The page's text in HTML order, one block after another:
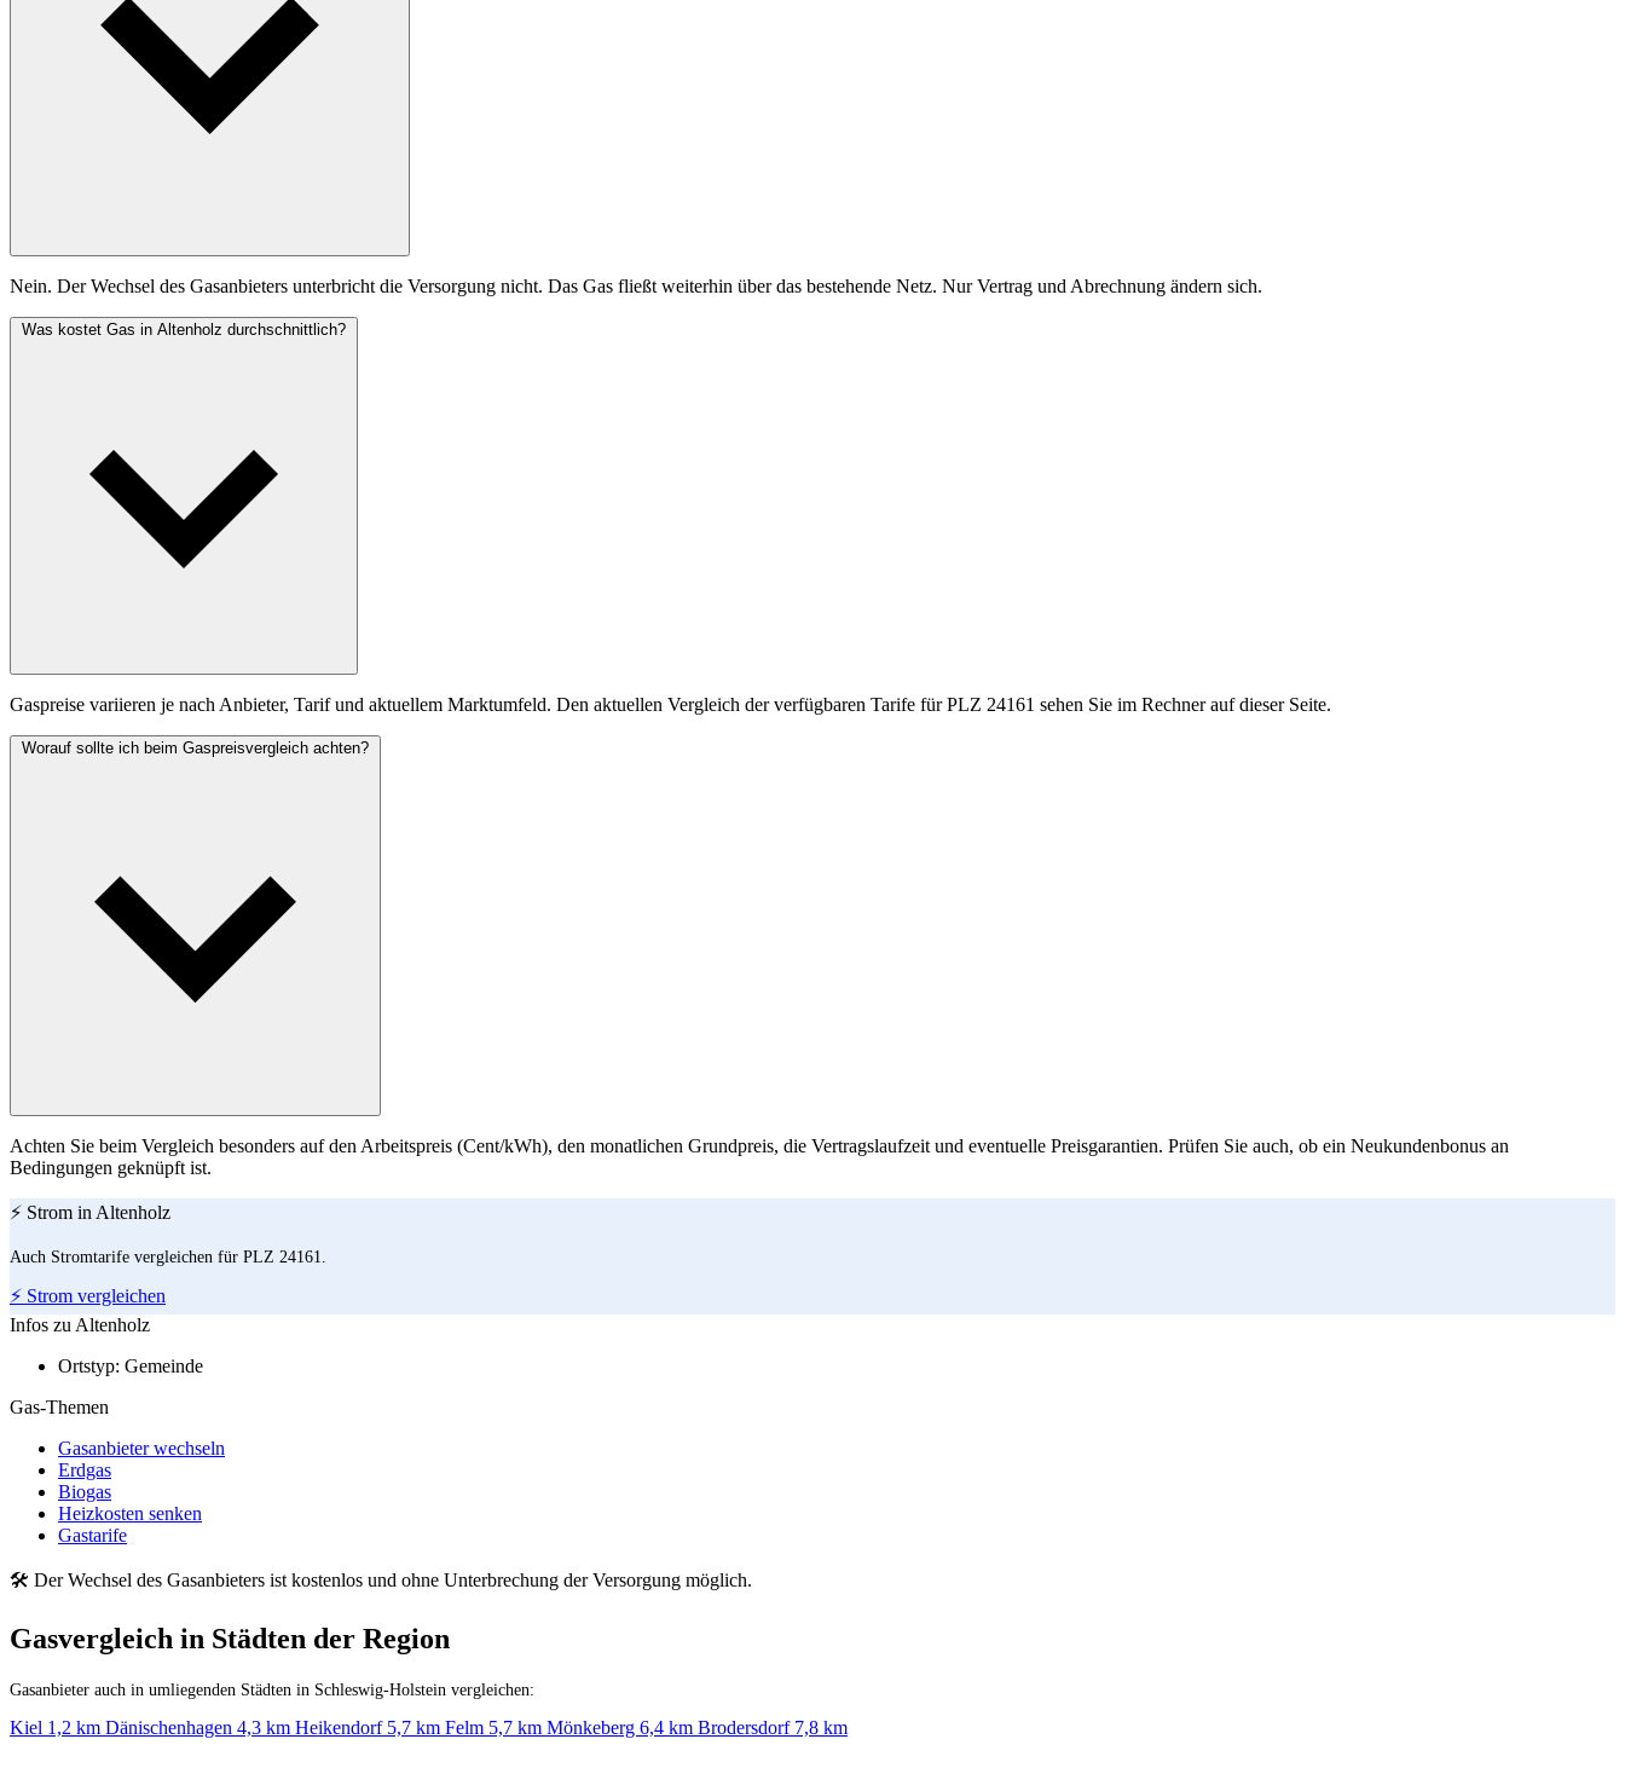
Nein. Der Wechsel des Gasanbieters unterbricht die Versorgung nicht. Das Gas fließt weiterhin über das bestehende Netz. Nur Vertrag und Abrechnung ändern sich.
Was kostet Gas in Altenholz durchschnittlich?
Gaspreise variieren je nach Anbieter, Tarif und aktuellem Marktumfeld. Den aktuellen Vergleich der verfügbaren Tarife für PLZ 24161 sehen Sie im Rechner auf dieser Seite.
Worauf sollte ich beim Gaspreisvergleich achten?
Achten Sie beim Vergleich besonders auf den Arbeitspreis (Cent/kWh), den monatlichen Grundpreis, die Vertragslaufzeit und eventuelle Preisgarantien. Prüfen Sie auch, ob ein Neukundenbonus an
Bedingungen geknüpft ist.
⚡ Strom in Altenholz
Auch Stromtarife vergleichen für PLZ 24161.
⚡ Strom vergleichen
Infos zu Altenholz
Ortstyp: Gemeinde
Gas-Themen
Gasanbieter wechseln
Erdgas
Biogas
Heizkosten senken
Gastarife
🛠 Der Wechsel des Gasanbieters ist kostenlos und ohne Unterbrechung der Versorgung möglich.
Gasvergleich in Städten der Region
Gasanbieter auch in umliegenden Städten in Schleswig-Holstein vergleichen:
Kiel 1,2 km Dänischenhagen 4,3 km Heikendorf 5,7 km Felm 5,7 km Mönkeberg 6,4 km Brodersdorf 7,8 km